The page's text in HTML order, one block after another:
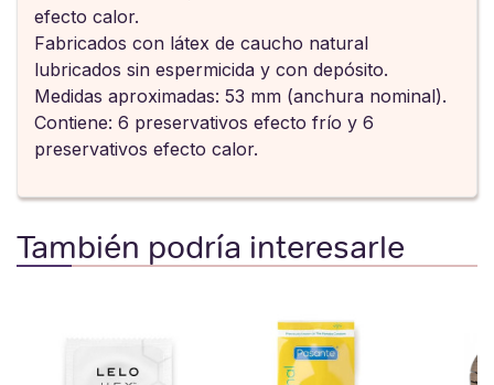
efecto calor.
Fabricados con látex de caucho natural
lubricados sin espermicida y con depósito.
Medidas aproximadas: 53 mm (anchura nominal).
Contiene: 6 preservativos efecto frío y 6
preservativos efecto calor.
También podría interesarle